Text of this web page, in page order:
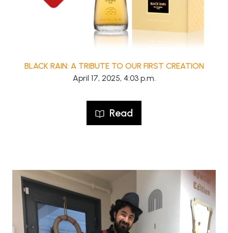
BLACK RAIN: A TRIBUTE TO OUR FIRST CREATION
April 17, 2025, 4:03 p.m.
Read